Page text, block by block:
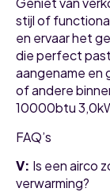
stijl of
en ervaar het
die perfect
aangename en
of andere
10000btu
FAQ’s
V: Is een airco
verwarming?